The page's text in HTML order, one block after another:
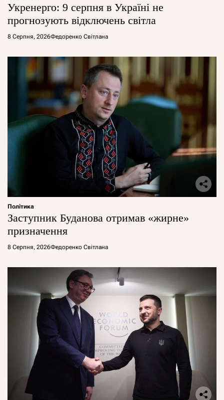
Укренерго: 9 серпня в Україні не
прогнозують відключень світла
8 Серпня, 2026Федоренко Світлана
Політика
Заступник Буданова отримав «жирне»
призначення
8 Серпня, 2026Федоренко Світлана